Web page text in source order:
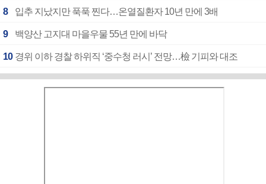
8 입추 지났지만 푹푹 찐다…온열질환자 10년 만에 3배
9 백양산 고지대 마을우물 55년 만에 바닥
10 경위 이하 경찰 하위직 ‘중수청 러시’ 전망…檢 기피와 대조